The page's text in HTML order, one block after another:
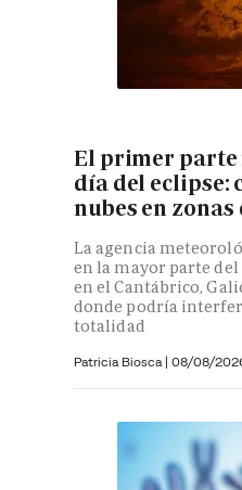
El primer parte
día del eclipse:
nubes en
La agencia
en la mayor parte
en el Cantábrico,
donde podría
totalidad
Patricia Biosca | 08/08/